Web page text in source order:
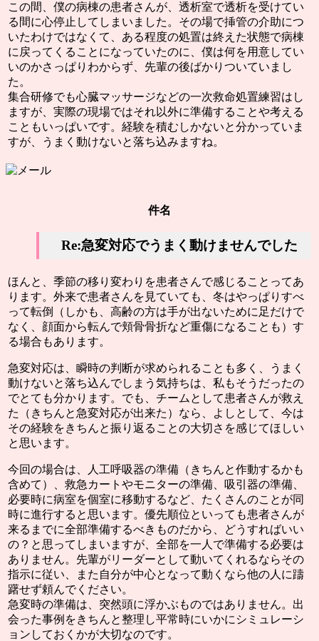
この間、僕の病棟の患者さんが、透析室で透析を受けてい
る間に心停止してしまいました。その場で挿管の介助につ
いたわけではなくて、ある程度の処置は終えた状態で病棟
に戻ってくることになっていたのに、僕は何を用意してい
いのかさっぱりわからず、先輩の後ばかりついていまし
た。
集合研修でも心臓マッサージなどの一次救命処置練習はし
ますが、実際の現場ではそれ以外に準備することや考える
こともいっぱいです。 経験を積むしかないと分かっていま
すが、うまく動けないと落ち込みますね。
件名
Re:急変対応でうまく動けませんでした
ほんと、季節の移り変わりを患者さんで感じることってあ
ります。外来で患者さんを見ていても、冬はやっぱりすべ
って転倒（しかも、高齢の方は手が出ないために足だけで
なく、顔面から転んで頬骨骨折など重傷になることも）す
る場合もあります。
急変対応は、瞬時の判断が求められることも多く、うまく
動けないと落ち込んでしまう気持ちは、私もそうだったの
でとても分かります。でも、 チームとして患者さんが救え
た（きちんと急変対応が出来た）なら、よしとして、今は
その経験をきちんと振り返ることの大切さを感じてほしい
と思います。
今回の場合は、人工呼吸器の準備（きちんと作動するかも
含めて）、救急カートやモニターの準備、吸引器の準備、
必要時に病室を個室に移動するなど、たくさんのことが同
時に進行すると思います。優先順位といっても患者さんが
来るまでに全部準備するべきものだから、どうすればいい
の？と思ってしまいますが、全部を一人で準備する必要は
ありません。 先輩がリーダーとして動いてくれるならその
指示に従い、また自分が中心となって動くなら他の人に躊
躇せず頼んでください。
急変時の準備は、突然頭に浮かぶものではありません。 出
会った事例をきちんと整理し平常時にいかにシミュレーシ
ョンしておくかが大切なのです。